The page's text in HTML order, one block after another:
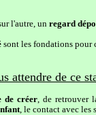
l'autre, un regard
sont les fondations pour
attendre de ce
de créer, de retrouver
, le contact avec les